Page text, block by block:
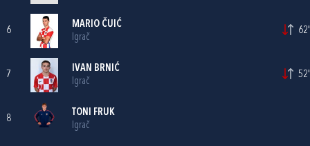
6
MARIO ČUIĆ
Igrač
62'
7
IVAN BRNIĆ
Igrač
52'
8
TONI FRUK
Igrač